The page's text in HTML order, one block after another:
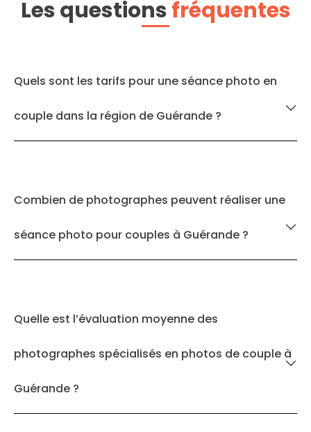
Les questionsfréquentes
Quels sont les tarifs pour une séance photo en
couple dans la région de Guérande ?
Combien de photographes peuvent réaliser une
séance photo pour couples à Guérande ?
Quelle est l’évaluation moyenne des
photographes spécialisés en photos de couple à
Guérande ?